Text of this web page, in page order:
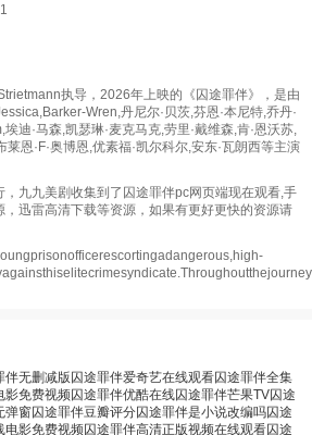
执导，2026年上映的《囚途罪伴》，是由
Wren,丹尼尔·贝茨,芬恩·本尼特,乔丹·
迪·马森,凯瑟琳·麦克马克,劳里·戴维森,肯·恩沃苏,
莱恩·F·奥博恩,优素福·凯尔科尔,安东·瓦朗西等主演
九九美剧收集到了囚途罪伴pc网页端现在观看,手
迅雷高清下载等资源，如果有更好更快的资源请
伴无删减版囚途罪伴爱奇艺在线观看囚途罪伴全集
影免费视频囚途罪伴优酷在线囚途罪伴芒果TV囚途
弹窗囚途罪伴豆瓣评分囚途罪伴是小说改编吗囚途
电影免费视频囚途罪伴高清正版视频在线观看囚途